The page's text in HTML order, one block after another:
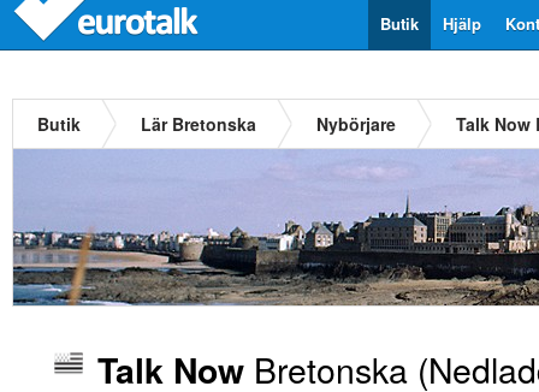
Hjälp
Butik
Butik Lär Bretonska Nybörjare Talk Now
Talk Now Bretonska